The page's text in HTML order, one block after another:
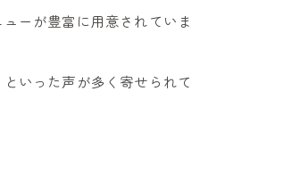
ーが豊富に用意されていま
いった声が多く寄せられて